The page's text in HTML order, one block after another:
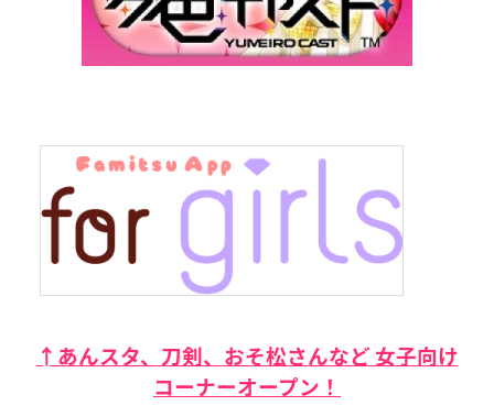
↑あんスタ、刀剣、おそ松さんなど 女子向け
コーナーオープン！